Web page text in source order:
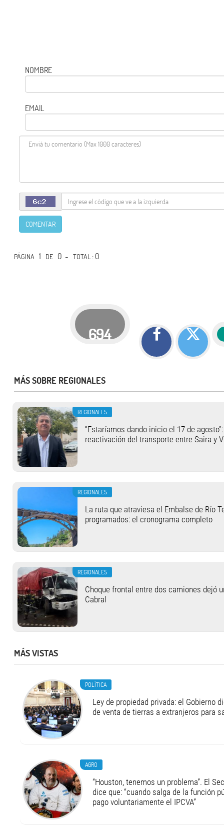
NOMBRE
EMAIL
COMENTAR
PÁGINA 1 DE 0 -TOTAL: 0
694
MÁS SOBRE REGIONALES
REGIONALES
“Estaríamos dando inicio el 17 de
reactivación del transporte entre Saira y
REGIONALES
La ruta que atraviesa el Embalse de Río
programados: el cronograma completo
REGIONALES
Choque frontal entre dos camiones dejó
Cabral
MÁS VISTAS
POLÍTICA
Ley de propiedad privada: el Gobierno
de venta de tierras a extranjeros para
AGRO
“Houston, tenemos un problema”. El
dice que: “cuando salga de la función
pago voluntariamente el IPCVA”